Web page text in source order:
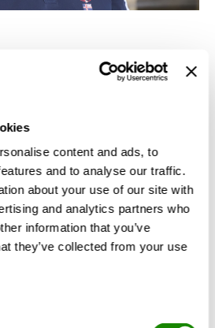
content and ads, to
and to analyse our traffic.
about your use of our site with
and analytics partners who
information that you’ve
they’ve collected from your use
aloitti
Kirkkonummen
kun pitkäaikainen
Hans Stubbe jäi hyvin
heinäkuussa lähes 35:n
vuoden jälkeen. Hassen
tittelin